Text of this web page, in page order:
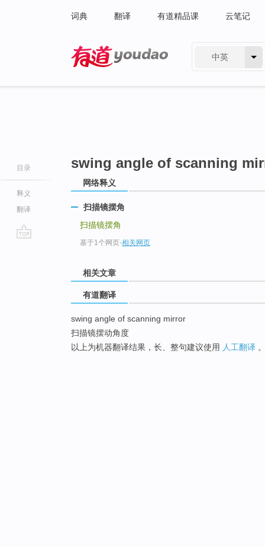
词典 翻译 有道精品课 云笔记
中英
目录
释义
翻译
swing angle of scanning
网络释义
扫描镜摆角
扫描镜摆角
基于1个网页-相关网页
相关文章
有道翻译
swing angle of scanning mirror
扫描镜摆动角度
以上为机器翻译结果，长、整句建议使用 人工翻译